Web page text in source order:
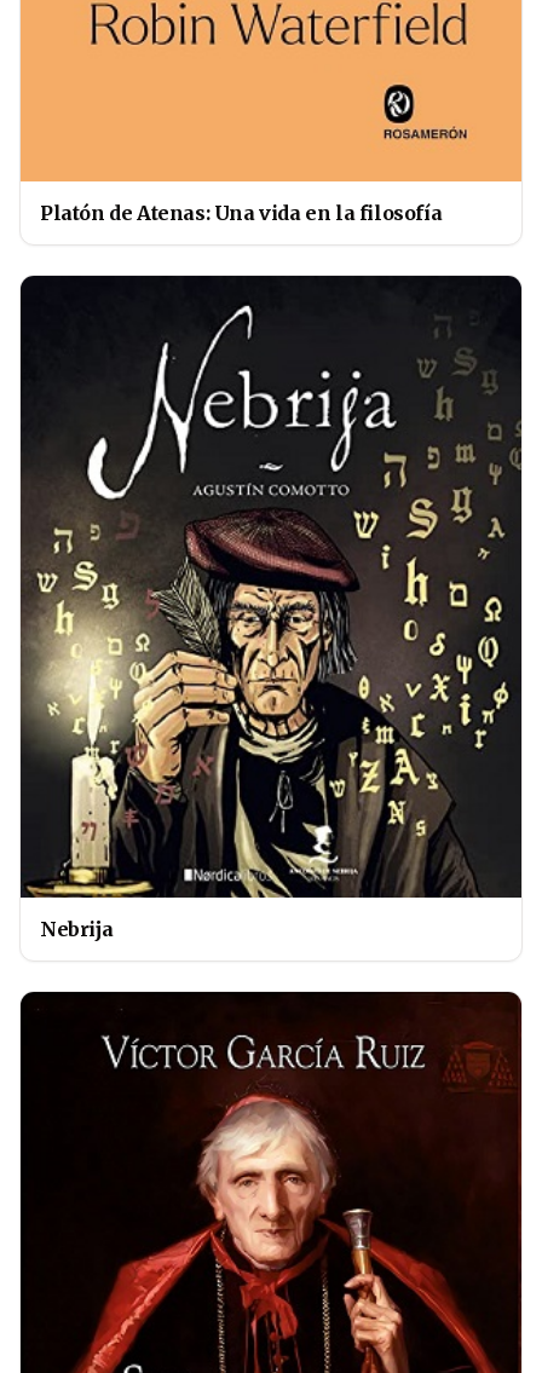
Platón de Atenas: Una vida en la filosofía
Nebrija